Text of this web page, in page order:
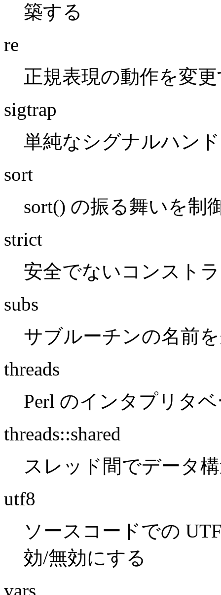
築する
re
正規表現の動作を変
sigtrap
単純なシグナルハン
sort
sort() の振る舞いを制
strict
安全でないコンスト
subs
サブルーチンの名前
threads
Perl のインタプリタ
threads::shared
スレッド間でデータ
utf8
ソースコードでの
効/無効にする
vars